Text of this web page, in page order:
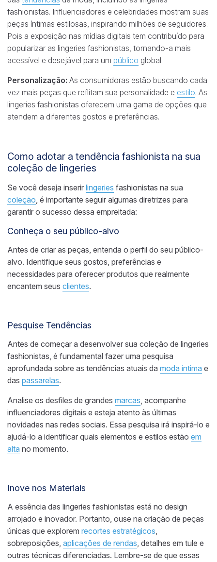
fashionistas. Influenciadores e celebridades mostram suas
peças íntimas estilosas, inspirando milhões de seguidores.
Pois a exposição nas mídias digitais tem contribuído para
popularizar as lingeries fashionistas, tornando-a mais
acessível e desejável para um público global.
Personalização: As consumidoras estão buscando cada
vez mais peças que reflitam sua personalidade e estilo. As
lingeries fashionistas oferecem uma gama de opções que
atendem a diferentes gostos e preferências.
Como adotar a tendência fashionista na sua
coleção de lingeries
Se você deseja inserir lingeries fashionistas na sua
coleção, é importante seguir algumas diretrizes para
garantir o sucesso dessa empreitada:
Conheça o seu público-alvo
Antes de criar as peças, entenda o perfil do seu público-
alvo. Identifique seus gostos, preferências e
necessidades para oferecer produtos que realmente
encantem seus clientes.
Pesquise Tendências
Antes de começar a desenvolver sua coleção de lingeries
fashionistas, é fundamental fazer uma pesquisa
aprofundada sobre as tendências atuais da moda íntima e
das passarelas.
Analise os desfiles de grandes marcas, acompanhe
influenciadores digitais e esteja atento às últimas
novidades nas redes sociais. Essa pesquisa irá inspirá-lo e
ajudá-lo a identificar quais elementos e estilos estão em
alta no momento.
Inove nos Materiais
A essência das lingeries fashionistas está no design
arrojado e inovador. Portanto, ouse na criação de peças
únicas que explorem recortes estratégicos,
sobreposições, aplicações de rendas, detalhes em tule e
outras técnicas diferenciadas. Lembre-se de que essas